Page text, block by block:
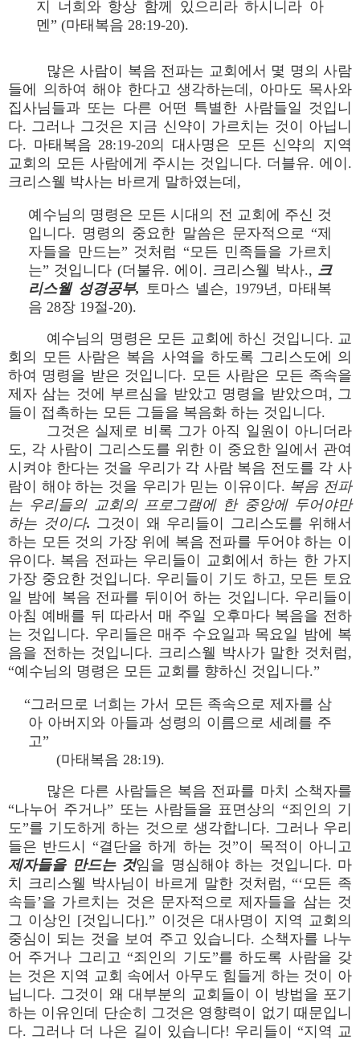
지 너희와 항상 함께 있으리라 하시니라 아
멘” (마태복음 28:19-20).
많은 사람이 복음 전파는 교회에서 몇 명의 사람
들에 의하여 해야 한다고 생각하는데, 아마도 목사와
집사님들과 또는 다른 어떤 특별한 사람들일 것입니
다. 그러나 그것은 지금 신약이 가르치는 것이 아닙니
다. 마태복음 28:19-20의 대사명은 모든 신약의 지역
교회의 모든 사람에게 주시는 것입니다. 더블유. 에이.
크리스웰 박사는 바르게 말하였는데,
예수님의 명령은 모든 시대의 전 교회에 주신 것
입니다. 명령의 중요한 말씀은 문자적으로 “제
자들을 만드는” 것처럼 “모든 민족들을 가르치
는” 것입니다 (더불유. 에이. 크리스웰 박사., 크
리스웰 성경공부, 토마스 넬슨, 1979년, 마태복
음 28장 19절-20).
예수님의 명령은 모든 교회에 하신 것입니다. 교
회의 모든 사람은 복음 사역을 하도록 그리스도에 의
하여 명령을 받은 것입니다. 모든 사람은 모든 족속을
제자 삼는 것에 부르심을 받았고 명령을 받았으며, 그
들이 접촉하는 모든 그들을 복음화 하는 것입니다.
그것은 실제로 비록 그가 아직 일원이 아니더라
도, 각 사람이 그리스도를 위한 이 중요한 일에서 관여
시켜야 한다는 것을 우리가 각 사람 복음 전도를 각 사
람이 해야 하는 것을 우리가 믿는 이유이다. 복음 전파
는 우리들의 교회의 프로그램에 한 중앙에 두어야만
하는 것이다. 그것이 왜 우리들이 그리스도를 위해서
하는 모든 것의 가장 위에 복음 전파를 두어야 하는 이
유이다. 복음 전파는 우리들이 교회에서 하는 한 가지
가장 중요한 것입니다. 우리들이 기도 하고, 모든 토요
일 밤에 복음 전파를 뒤이어 하는 것입니다. 우리들이
아침 예배를 뒤 따라서 매 주일 오후마다 복음을 전하
는 것입니다. 우리들은 매주 수요일과 목요일 밤에 복
음을 전하는 것입니다. 크리스웰 박사가 말한 것처럼,
“예수님의 명령은 모든 교회를 향하신 것입니다.”
“그러므로 너희는 가서 모든 족속으로 제자를 삼
아 아버지와 아들과 성령의 이름으로 세례를 주
고”
(마태복음 28:19).
많은 다른 사람들은 복음 전파를 마치 소책자를
“나누어 주거나” 또는 사람들을 표면상의 “죄인의 기
도”를 기도하게 하는 것으로 생각합니다. 그러나 우리
들은 반드시 “결단을 하게 하는 것”이 목적이 아니고
제자들을 만드는 것임을 명심해야 하는 것입니다. 마
치 크리스웰 박사님이 바르게 말한 것처럼, “‘모든 족
속들’을 가르치는 것은 문자적으로 제자들을 삼는 것
그 이상인 [것입니다].” 이것은 대사명이 지역 교회의
중심이 되는 것을 보여 주고 있습니다. 소책자를 나누
어 주거나 그리고 “죄인의 기도”를 하도록 사람을 갖
는 것은 지역 교회 속에서 아무도 힘들게 하는 것이 아
닙니다. 그것이 왜 대부분의 교회들이 이 방법을 포기
하는 이유인데 단순히 그것은 영향력이 없기 때문입니
다. 그러나 더 나은 길이 있습니다! 우리들이 “지역 교